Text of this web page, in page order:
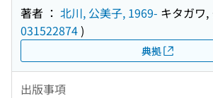
著者 ： 北川, 公美子, 1969- キタガワ,
031522874)
典拠
出版事項